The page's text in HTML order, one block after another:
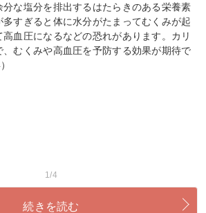
な塩分を排出するはたらきのある栄養素
すぎると体に水分がたまってむくみが起
血圧になるなどの恐れがあります。カリ
むくみや高血圧を予防する効果が期待で
1/4
続きを読む